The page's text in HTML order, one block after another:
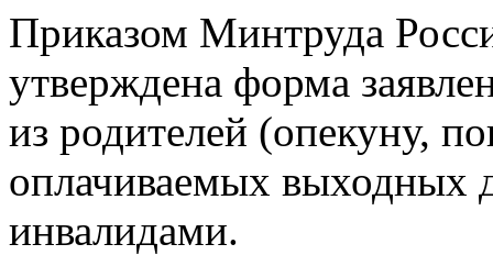
Приказом Минтруда
утверждена форма
из родителей (опекуну,
оплачиваемых выходных
инвалидами.